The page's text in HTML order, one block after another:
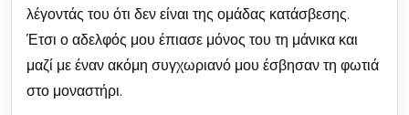
λέγοντάς του ότι δεν είναι της ομάδας κατάσβεσης.
Έτσι ο αδελφός μου έπιασε μόνος του τη μάνικα και
μαζί με έναν ακόμη συγχωριανό μου έσβησαν τη φωτιά
στο μοναστήρι.